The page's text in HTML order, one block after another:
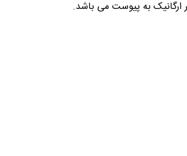
ارگانیک به پیوست می باشد.